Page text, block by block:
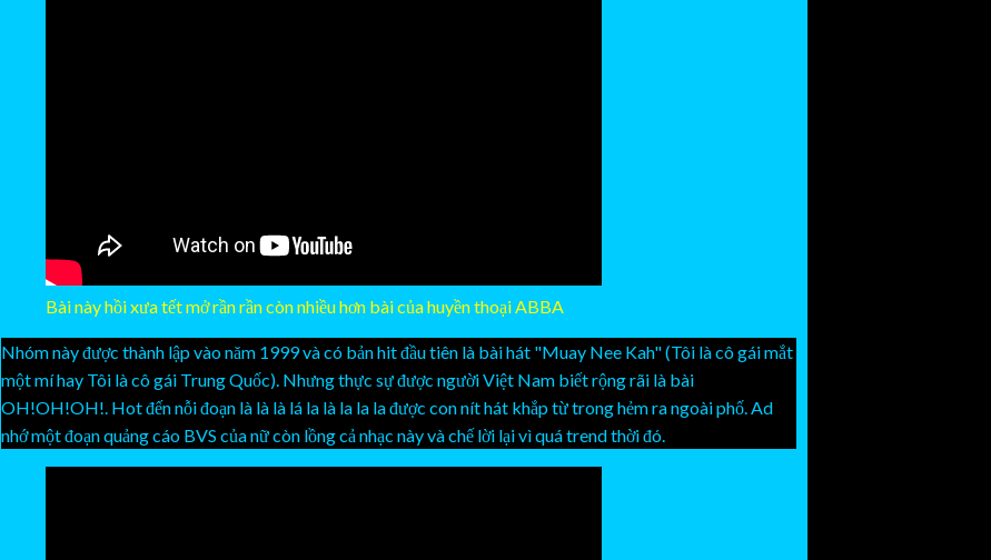
Bài này hồi xưa tết mở rần rần còn nhiều hơn bài của huyền thoại ABBA
Nhóm này được thành lập vào năm 1999 và có bản hit đầu tiên là bài hát "Muay Nee Kah" (Tôi là cô gái mắt
một mí hay Tôi là cô gái Trung Quốc). Nhưng thực sự được người Việt Nam biết rộng rãi là bài
OH!OH!OH!. Hot đến nỗi đoạn là là là lá la là la la la được con nít hát khắp từ trong hẻm ra ngoài phố. Ad
nhớ một đoạn quảng cáo BVS của nữ còn lồng cả nhạc này và chế lời lại vì quá trend thời đó.